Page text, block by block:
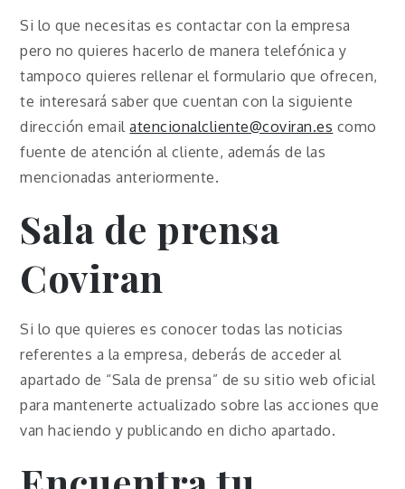
Si lo que necesitas es contactar con la empresa
pero no quieres hacerlo de manera telefónica y
tampoco quieres rellenar el formulario que ofrecen,
te interesará saber que cuentan con la siguiente
dirección emailatencionalcliente@coviran.es como
fuente de atención al cliente, además de las
mencionadas anteriormente.
Sala de prensa
Coviran
Si lo que quieres es conocer todas las noticias
referentes a la empresa, deberás de acceder al
apartado de “Sala de prensa” de su sitio web oficial
para mantenerte actualizado sobre las acciones que
van haciendo y publicando en dicho apartado.